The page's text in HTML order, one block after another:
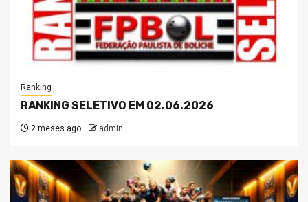
Ranking
RANKING SELETIVO EM 02.06.2026
2 meses ago admin